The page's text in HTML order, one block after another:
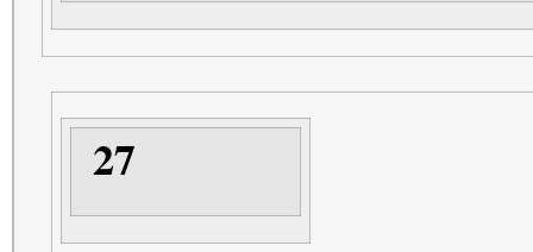
27